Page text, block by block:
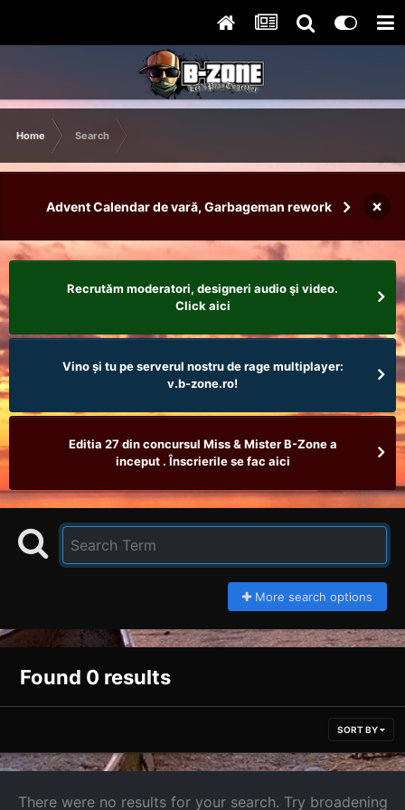
Home Search
Advent Calendar de vară, Garbageman rework ×
Recrutăm moderatori, designeri audio şi video.
Click aici
Vino și tu pe serverul nostru de rage multiplayer:
v.b-zone.ro!
Editia 27 din concursul Miss & Mister B-Zone a
inceput . Înscrierile se fac aici
More search options
Found 0 results
SORT BY
There were no results for your search. Try broadening